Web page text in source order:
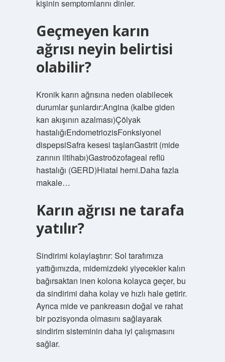
kişinin semptomlarını dinler.
Geçmeyen karın
ağrısı neyin belirtisi
olabilir?
Kronik karın ağrısına neden olabilecek
durumlar şunlardır:Angina (kalbe giden
kan akışının azalması)Çölyak
hastalığıEndometriozisFonksiyonel
dispepsiSafra kesesi taşlarıGastrit (mide
zarının iltihabı)Gastroözofageal reflü
hastalığı (GERD)Hiatal herni.Daha fazla
makale…
Karın ağrısı ne tarafa
yatılır?
Sindirimi kolaylaştırır: Sol tarafımıza
yattığımızda, midemizdeki yiyecekler kalın
bağırsaktan inen kolona kolayca geçer, bu
da sindirimi daha kolay ve hızlı hale getirir.
Ayrıca mide ve pankreasın doğal ve rahat
bir pozisyonda olmasını sağlayarak
sindirim sisteminin daha iyi çalışmasını
sağlar.